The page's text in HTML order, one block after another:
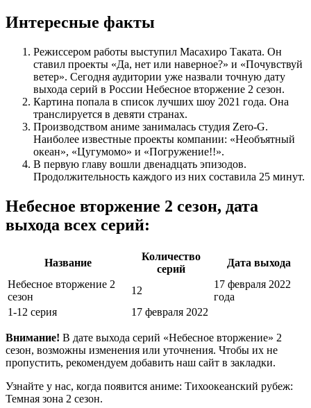
Интересные факты
Режиссером работы выступил Масахиро Таката. Он
ставил проекты «Да, нет или наверное?» и «Почувствуй
ветер». Сегодня аудитории уже назвали точную дату
выхода серий в России Небесное вторжение 2 сезон.
Картина попала в список лучших шоу 2021 года. Она
транслируется в девяти странах.
Производством аниме занималась студия Zero-G.
Наиболее известные проекты компании: «Необъятный
океан», «Цугумомо» и «Погружение!!».
В первую главу вошли двенадцать эпизодов.
Продолжительность каждого из них составила 25 минут.
Небесное вторжение 2 сезон, дата
выхода всех серий:
Название
Количество
серий
Дата выхода
Небесное вторжение 2
сезон
12
17 февраля 2022
года
1-12 серия
17 февраля 2022
Внимание! В дате выхода серий «Небесное вторжение» 2
сезон, возможны изменения или уточнения. Чтобы их не
пропустить, рекомендуем добавить наш сайт в закладки.
Узнайте у нас, когда появится аниме: Тихоокеанский рубеж:
Темная зона 2 сезон.